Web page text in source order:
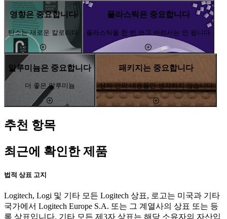
영향은 중요합니다
탄소는 새로운 칼로리다
플라스틱은 중요합니다
플라스틱을 한 번 쓰고 버려서는 안 됩니다
알루미늄은 중요합니다
더 좋은 알루미늄
패키지는 중요합니다
상자 안의 내용물만 생각하지 않습니다
추천 항목
최근에 확인한 제품
법적 상표 고지
Logitech, Logi 및 기타 모든 Logitech 상표, 로고는 미국과 기타
국가에서 Logitech Europe S.A. 또는 그 계열사의 상표 또는 등
록 상표입니다. 기타 모든 제3자 상표는 해당 소유자의 자산입